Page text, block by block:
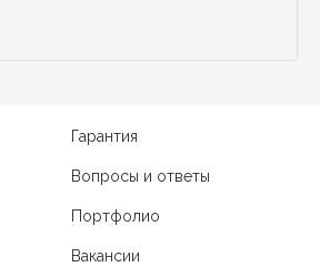
Гарантия
Вопросы и ответы
Портфолио
Вакансии